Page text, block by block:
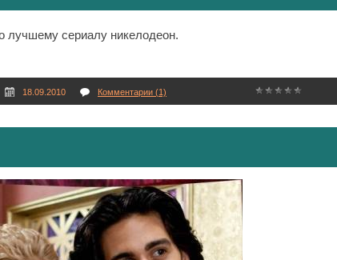
лучшему сериалу никелодеон.
18.09.2010 Комментарии (1)